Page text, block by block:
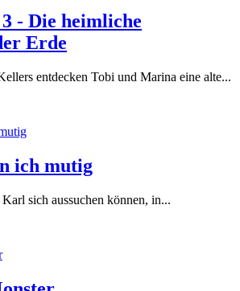
- Die heimliche
Erde
entdecken Tobi und Marina eine alte...
ich mutig
sich aussuchen können, in...